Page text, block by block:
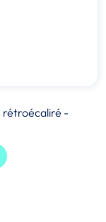
rétroécaliré -